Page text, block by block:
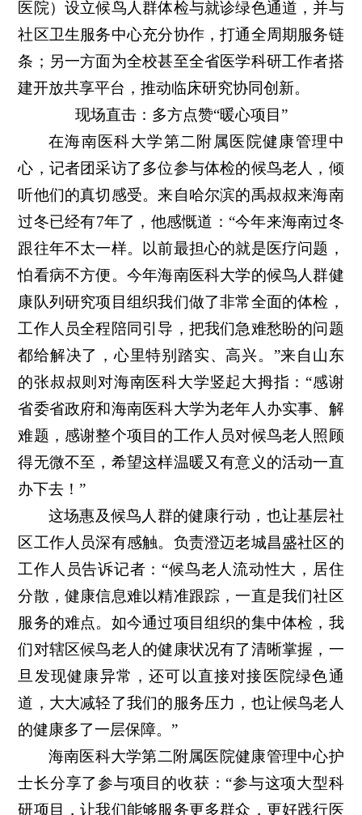
医院）设立候鸟人群体检与就诊绿色通道，并与
社区卫生服务中心充分协作，打通全周期服务链
条；另一方面为全校甚至全省医学科研工作者搭
建开放共享平台，推动临床研究协同创新。
现场直击：多方点赞“暖心项目”
在海南医科大学第二附属医院健康管理中
心，记者团采访了多位参与体检的候鸟老人，倾
听他们的真切感受。来自哈尔滨的禹叔叔来海南
过冬已经有7年了，他感慨道：“今年来海南过冬
跟往年不太一样。以前最担心的就是医疗问题，
怕看病不方便。今年海南医科大学的候鸟人群健
康队列研究项目组织我们做了非常全面的体检，
工作人员全程陪同引导，把我们急难愁盼的问题
都给解决了，心里特别踏实、高兴。”来自山东
的张叔叔则对海南医科大学竖起大拇指：“感谢
省委省政府和海南医科大学为老年人办实事、解
难题，感谢整个项目的工作人员对候鸟老人照顾
得无微不至，希望这样温暖又有意义的活动一直
办下去！”
这场惠及候鸟人群的健康行动，也让基层社
区工作人员深有感触。负责澄迈老城昌盛社区的
工作人员告诉记者：“候鸟老人流动性大，居住
分散，健康信息难以精准跟踪，一直是我们社区
服务的难点。如今通过项目组织的集中体检，我
们对辖区候鸟老人的健康状况有了清晰掌握，一
旦发现健康异常，还可以直接对接医院绿色通
道，大大减轻了我们的服务压力，也让候鸟老人
的健康多了一层保障。”
海南医科大学第二附属医院健康管理中心护
士长分享了参与项目的收获：“参与这项大型科
研项目，让我们能够服务更多群众，更好践行医